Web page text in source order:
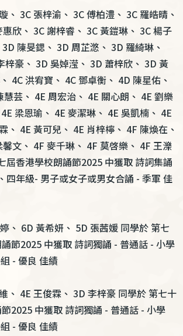
、 3C 張梓渝、 3C 傅柏澧、 3C 羅皓晴、
欣、 3C 謝梓睿、 3C 黃鎧琳、 3C 楊子
陳旻鍶、 3D 周芷滺、 3D 羅綺琳、
梓豪、 3D 吳婥滢、 3D 蕭梓欣、 3D 黃
4C 洪宥寶、 4C 鄧卓衡、 4D 陳星佑、
慧芸、 4E 周宏治、 4E 關心朗、 4E 劉樂
梁恩瑜、 4E 麥潔琳、 4E 吳凱楠、 4E
、 4E 黃可兒、 4E 肖梓檸、 4F 陳煥在、
文、 4F 麥千琳、 4F 莫啓樂、 4F 王濼
屆香港學校朗誦節2025 中獲取 詩詞集誦
四年級- 男子或女子或男女合誦 - 季軍 佳
、 6D 黃希妍、 5D 張茜媛 同學於 第七
節2025 中獲取 詩詞獨誦 - 普通話 - 小學
- 優良 佳績
、 4E 王俊霖、 3D 李梓豪 同學於 第七十
2025 中獲取 詩詞獨誦 - 普通話 - 小學
- 優良 佳績